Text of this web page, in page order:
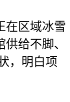
区域冰雪
给不脚、
，明白项